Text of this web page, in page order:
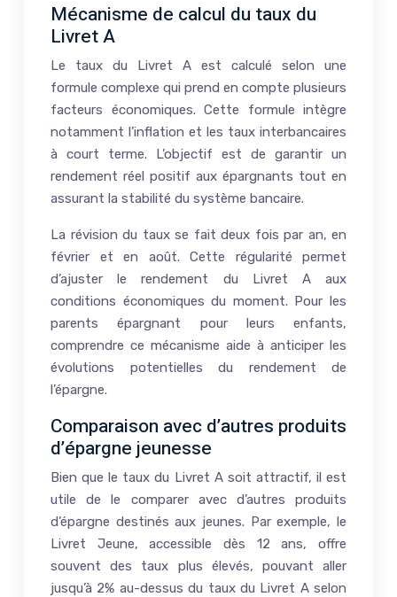
Mécanisme de calcul du taux du
Livret A
Le taux du Livret A est calculé selon une
formule complexe qui prend en compte plusieurs
facteurs économiques. Cette formule intègre
notamment l’inflation et les taux interbancaires
à court terme. L’objectif est de garantir un
rendement réel positif aux épargnants tout en
assurant la stabilité du système bancaire.
La révision du taux se fait deux fois par an, en
février et en août. Cette régularité permet
d’ajuster le rendement du Livret A aux
conditions économiques du moment. Pour les
parents épargnant pour leurs enfants,
comprendre ce mécanisme aide à anticiper les
évolutions potentielles du rendement de
l’épargne.
Comparaison avec d’autres produits
d’épargne jeunesse
Bien que le taux du Livret A soit attractif, il est
utile de le comparer avec d’autres produits
d’épargne destinés aux jeunes. Par exemple, le
Livret Jeune, accessible dès 12 ans, offre
souvent des taux plus élevés, pouvant aller
jusqu’à 2% au-dessus du taux du Livret A selon